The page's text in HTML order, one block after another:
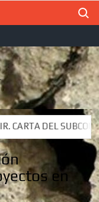
MOISÉS A
MOISÉS A
en